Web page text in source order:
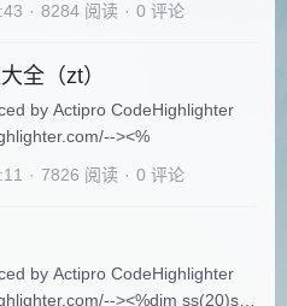
· 8284 阅读 · 0 评论
全（zt）
by Actipro CodeHighlighter
><%
· 7826 阅读 · 0 评论
by Actipro CodeHighlighter
><%dim ss(20)set